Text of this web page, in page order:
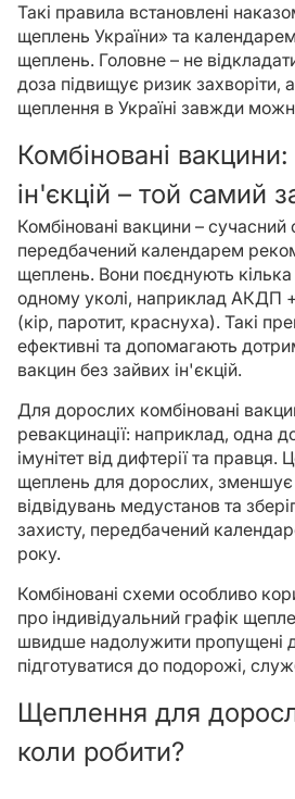
Такі правила встановлені
щеплень України» та
щеплень. Головне – не
доза підвищує ризик захворіти,
щеплення в Україні завжди
Комбіновані
ін'єкцій – той самий
Комбіновані вакцини – сучасний
передбачений календарем
щеплень. Вони поєднують кілька
одному уколі, наприклад АКДП
(кір, паротит, краснуха). Такі
ефективні та допомагають
вакцин без зайвих ін'єкцій.
Для дорослих комбіновані
ревакцинації: наприклад,
імунітет від дифтерії та правця.
щеплень для дорослих, зменшує
відвідувань медустанов та
захисту, передбачений
року.
Комбіновані схеми особливо
про індивідуальний графік
швидше надолужити пропущені
підготуватися до подорожі,
Щеплення для
коли робити?